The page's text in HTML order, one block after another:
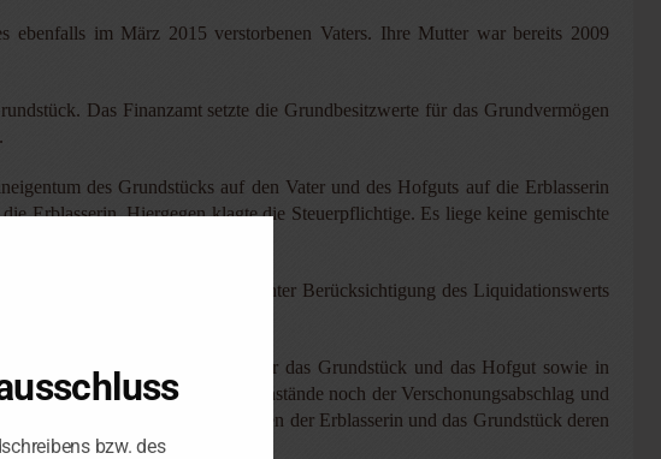
im März 2015 verstorbenen Vaters. Ihre Mutter war bereits 2009
Das Finanzamt setzte die Grundbesitzwerte für das Grundvermögen
des Grundstücks auf den Vater und des Hofguts auf die Erblasserin
Erblasserin. Hiergegen klagte die Steuerpflichtige. Es liege keine gemischte
fehlerhaft.
Grundbesitzwert des Hofguts unter Berücksichtigung des Liquidationswerts
hälftig der Grundbesitzwert für das Grundstück und das Hofgut sowie in
seien weder die Nachlassgegenstände noch der Verschonungsabschlag und
Hofgut und die Vergünstigungen der Erblasserin und das Grundstück deren
bzw. des